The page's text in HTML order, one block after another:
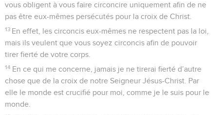
vous obligent à vous faire circoncire uniquement afin de ne
pas être eux-mêmes persécutés pour la croix de Christ.
13 En effet, les circoncis eux-mêmes ne respectent pas la loi,
mais ils veulent que vous soyez circoncis afin de pouvoir
tirer fierté de votre corps.
14 En ce qui me concerne, jamais je ne tirerai fierté d’autre
chose que de la croix de notre Seigneur Jésus-Christ. Par
elle le monde est crucifié pour moi, comme je le suis pour le
monde.